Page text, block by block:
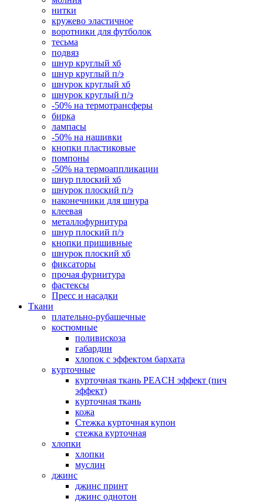
нитки
кружево эластичное
воротники для футболок
тесьма
подвяз
шнур круглый хб
шнур круглый п/э
шнурок круглый хб
шнурок круглый п/э
-50% на термотрансферы
бирка
лампасы
-50% на нашивки
кнопки пластиковые
помпоны
-50% на термоаппликации
шнур плоский хб
шнурок плоский п/э
наконечники для шнура
клеевая
металлофурнитура
шнур плоский п/э
кнопки пришивные
шнурок плоский хб
фиксаторы
прочая фурнитура
фастексы
Пресс и насадки
Ткани
плательно-рубашечные
костюмные
поливискоза
габардин
хлопок с эффектом бархата
курточные
курточная ткань PEACH эффект (пич
эффект)
курточная ткань
кожа
Стежка курточная купон
стежка курточная
хлопки
хлопки
муслин
джинс
джинс принт
джинс однотон